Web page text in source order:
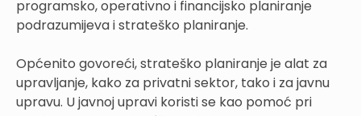
programsko, operativno i financijsko planiranje
podrazumijeva i strateško planiranje.
Općenito govoreći, strateško planiranje je alat za
upravljanje, kako za privatni sektor, tako i za javnu
upravu. U javnoj upravi koristi se kao pomoć pri